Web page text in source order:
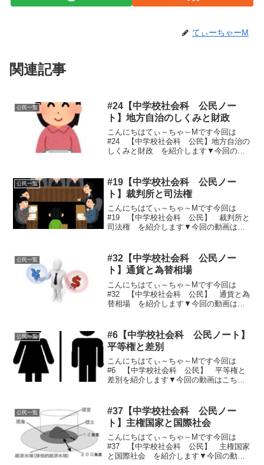
てぃーちゃーM
関連記事
公民一覧
#24【中学校社会科 公民ノー
ト】地方自治のしくみと財政
こんにちはてぃ～ちゃ～Mです今回は
#24 【中学校社会科 公民】地方自治の
しくみと財政 を紹介します▼今回の動
首長・・・地方行政の責任者（都道府県
知事、市町村長）２、行...
公民一覧
#19【中学校社会科 公民ノー
ト】裁判所と司法権
こんにちはてぃ～ちゃ～Mです今回は
#19 【中学校社会科 公民】 裁判所と
司法権 を紹介します▼今回の動画はこ
判所は「憲法の番人」・・・法律・行政
行為が合憲か違憲かを最...
公民一覧
#32【中学校社会科 公民ノー
ト】通貨と為替相場
こんにちはてぃ～ちゃ～Mです今回は
#32 【中学校社会科 公民】 通貨と為
替相場 を紹介します▼今回の動画はこ
行券）と硬貨）と預金通貨（銀行預金）
昔：金本位制～兌換紙幣と...
公民一覧
#6【中学校社会科 公民ノート】
平等権と差別
こんにちはてぃ～ちゃ～Mです今回は
#6 【中学校社会科 公民】 平等権と
差別を紹介します▼今回の動画はこちら
条で認められている権利すべて国民は、
法の下に平等であって、人...
公民一覧
#37【中学校社会科 公民ノー
ト】主権国家と国際社会
こんにちはてぃ～ちゃ～Mです今回は
#37 【中学校社会科 公民】 主権国家
と国際社会 を紹介します▼今回の動画